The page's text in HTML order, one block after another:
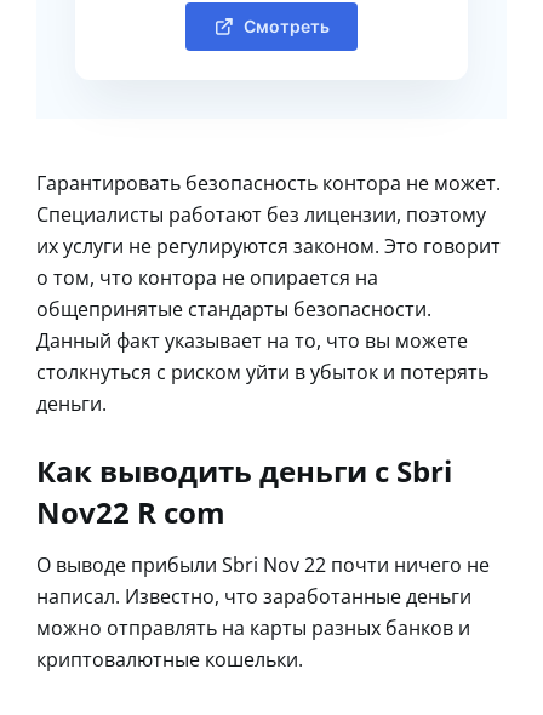
Смотреть
Гарантировать безопасность контора не может.
Специалисты работают без лицензии, поэтому
их услуги не регулируются законом. Это говорит
о том, что контора не опирается на
общепринятые стандарты безопасности.
Данный факт указывает на то, что вы можете
столкнуться с риском уйти в убыток и потерять
деньги.
Как выводить деньги с Sbri
Nov22 R com
О выводе прибыли Sbri Nov 22 почти ничего не
написал. Известно, что заработанные деньги
можно отправлять на карты разных банков и
криптовалютные кошельки.